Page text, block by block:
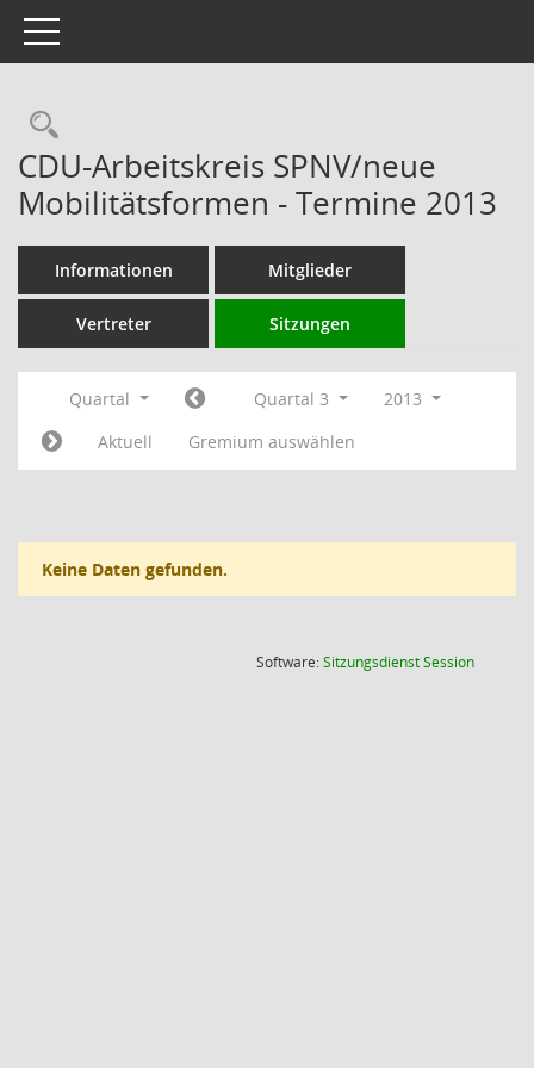
Toggle navigation
Rechercheauswahl
CDU-Arbeitskreis SPNV/neue
Mobilitätsformen - Termine 2013
Informationen Mitglieder
Vertreter Sitzungen
Quartal Quartal 3
2013
Aktuell
Gremium auswählen
Keine Daten gefunden.
Software:SitzungsdienstSession(Wird in